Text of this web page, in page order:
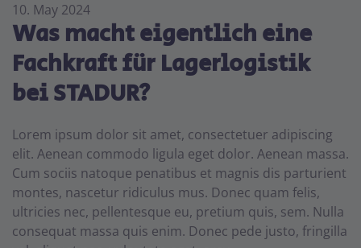
10. May 2024
Was macht eigentlich eine
Fachkraft für Lagerlogistik
bei STADUR?
Lorem ipsum dolor sit amet, consectetuer adipiscing
elit. Aenean commodo ligula eget dolor. Aenean massa.
Cum sociis natoque penatibus et magnis dis parturient
montes, nascetur ridiculus mus. Donec quam felis,
ultricies nec, pellentesque eu, pretium quis, sem. Nulla
consequat massa quis enim. Donec pede justo, fringilla